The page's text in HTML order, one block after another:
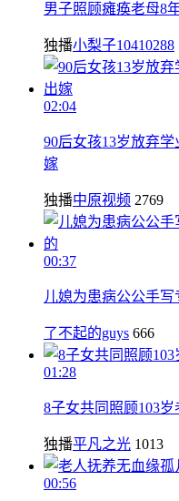
男子照顾瘫痪老母8
独播小梨子10410288
02:04
90后女孩13岁放弃
嫁
独播中原视频 2769
00:37
儿媳为患病公公手
了不起的guys 666
01:28
8子女共同照顾103
独播平凡之光 1013
00:56